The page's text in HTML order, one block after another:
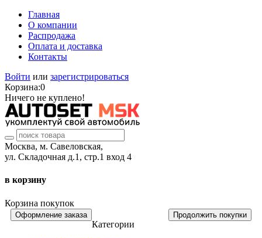
Главная
О компании
Распродажа
Оплата и доставка
Контакты
Войти или зарегистрироваться
Корзина:0
Ничего не куплено!
Москва, м. Савеловская,
ул. Складочная д.1, стр.1 вход 4
в корзину
Корзина покупок
Оформление заказа Продолжить покупки
Категории